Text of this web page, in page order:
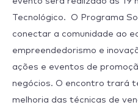
Tecnológico. O Programa
conectar a comunidade ao
empreendedorismo e
ações e eventos de
negócios. O encontro trará
melhoria das técnicas de